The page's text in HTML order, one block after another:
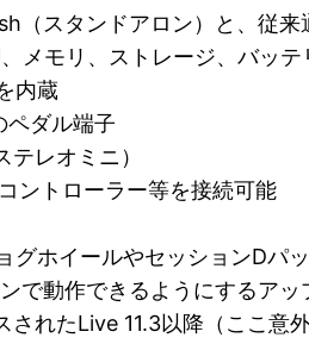
（スタンドアロン）と、従
メモリ、ストレージ、バッ
内蔵
ペダル端子
レオミニ）
ントローラー等を接続可能
グホイールやセッションDパ
で動作できるようにするアッ
れたLive 11.3以降（ここ意外